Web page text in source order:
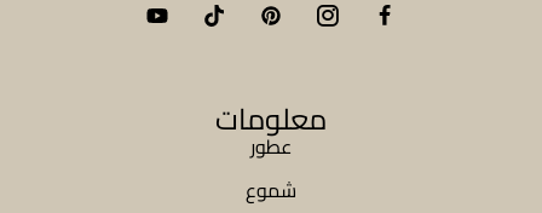
معلومات
عطور
شموع